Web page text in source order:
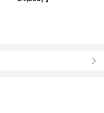
料無料】